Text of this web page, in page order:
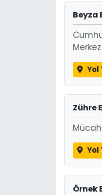
Beyza
Yol
Zühre
Yol
Örnek